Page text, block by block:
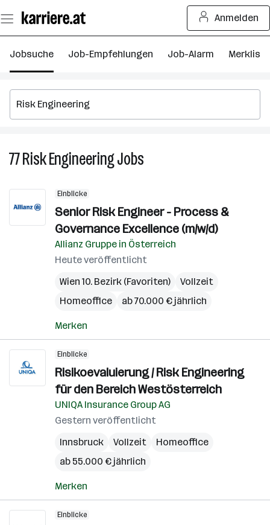
Seiteninhalt
springen
Anmelden
Jobsuche Job-Empfehlungen Job-Alarm Merkliste
77Risk EngineeringJobs
Einblicke
Senior Risk Engineer - Process &
Governance Excellence (m/w/d)
Allianz Gruppe in Österreich
Heute veröffentlicht
Wien 10. Bezirk (Favoriten)
Vollzeit
Homeoffice
ab 70.000 € jährlich
Merken
Einblicke
Risikoevaluierung / Risk Engineering
für den Bereich Westösterreich
UNIQA Insurance Group AG
Gestern veröffentlicht
Innsbruck
Vollzeit
Homeoffice
ab 55.000 € jährlich
Merken
Einblicke